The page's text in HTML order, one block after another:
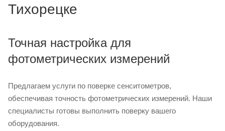
Тихорецке
Точная настройка для
фотометрических измерений
Предлагаем услуги по поверке сенситометров,
обеспечивая точность фотометрических измерений. Наши
специалисты готовы выполнить поверку вашего
оборудования.